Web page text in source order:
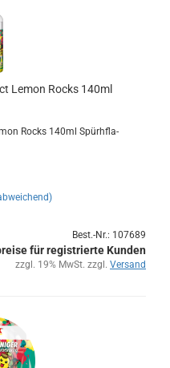
Lemon Rocks 140ml
Rocks 140ml Spürh­fla­
Best.-Nr.: 107689
für registrierte Kunden
zzgl. 19% MwSt. zzgl. Versand